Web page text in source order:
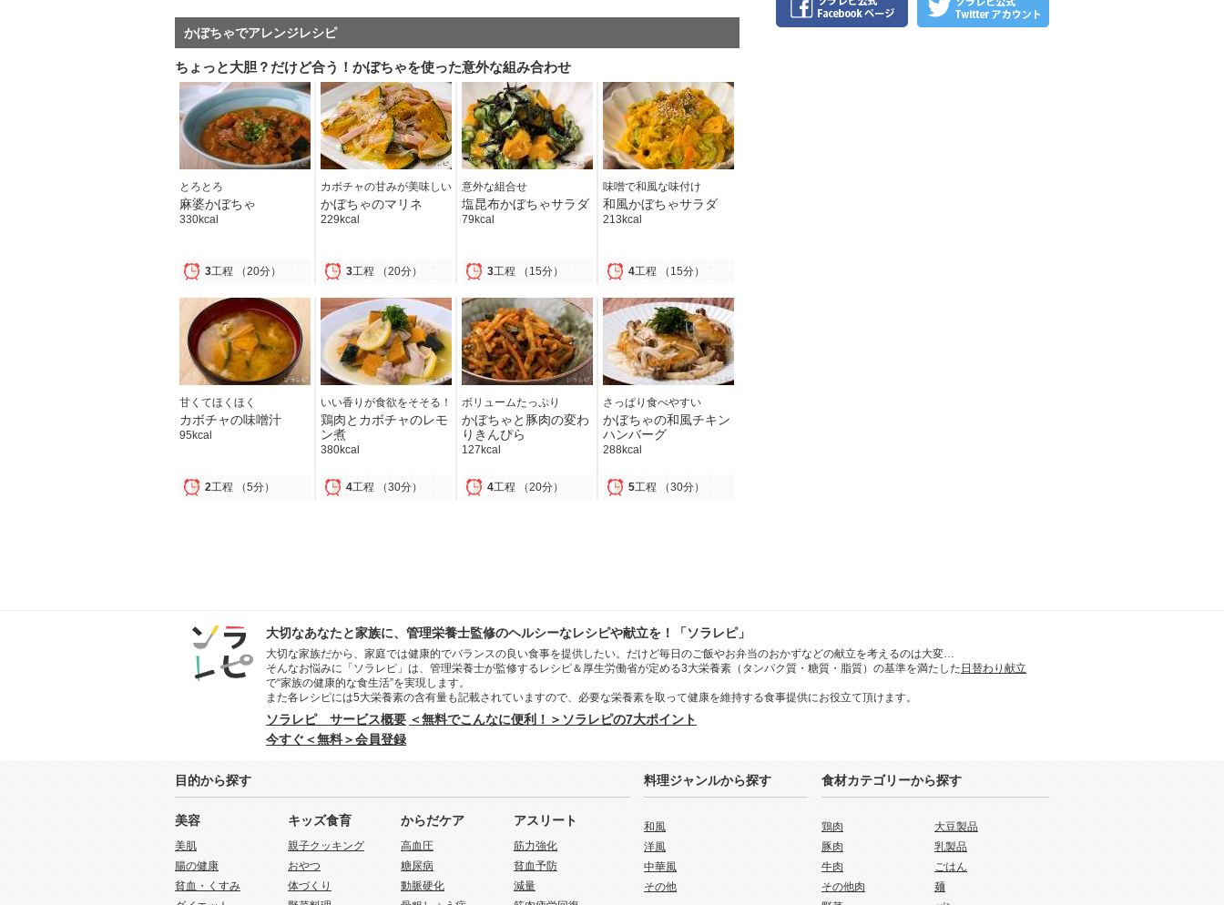
かぼちゃでアレンジレシピ
ちょっと大胆？だけど合う！かぼちゃを使った意外な組み合わせ
とろとろ
麻婆かぼちゃ
330kcal
3工程 （20分）
カボチャの甘みが美味しい
かぼちゃのマリネ
229kcal
3工程 （20分）
意外な組合せ
塩昆布かぼちゃサラダ
79kcal
3工程 （15分）
味噌で和風な味付け
和風かぼちゃサラダ
213kcal
4工程 （15分）
甘くてほくほく
カボチャの味噌汁
95kcal
2工程 （5分）
いい香りが食欲をそそる！
鶏肉とカボチャのレモ
ン煮
380kcal
4工程 （30分）
ボリュームたっぷり
かぼちゃと豚肉の変わ
りきんぴら
127kcal
4工程 （20分）
さっぱり食べやすい
かぼちゃの和風チキン
ハンバーグ
288kcal
5工程 （30分）
大切なあなたと家族に、管理栄養士監修のヘルシーなレシピや献立を！「ソラレピ」
大切な家族だから、家庭では健康的でバランスの良い食事を提供したい。だけど毎日のご飯やお弁当のおかずなどの献立を考えるのは大変…
そんなお悩みに「ソラレピ」は、管理栄養士が監修するレシピ＆厚生労働省が定める3大栄養素（タンパク質・糖質・脂質）の基準を満たした 日替わり献立
で“家族の健康的な食生活”を実現します。
また各レシピには5大栄養素の含有量も記載されていますので、必要な栄養素を取って健康を維持する食事提供にお役立て頂けます。
ソラレピ サービス概要 ＜無料でこんなに便利！＞ソラレピの7大ポイント
今すぐ＜無料＞会員登録
目的から探す
美容
美肌
腸の健康
貧血・くすみ
キッズ食育
親子クッキング
おやつ
体づくり
からだケア
高血圧
糖尿病
動脈硬化
アスリート
筋力強化
貧血予防
減量
料理ジャンルから探す
和風
洋風
中華風
その他
食材カテゴリーから探す
鶏肉
豚肉
牛肉
その他肉
大豆製品
乳製品
ごはん
麺